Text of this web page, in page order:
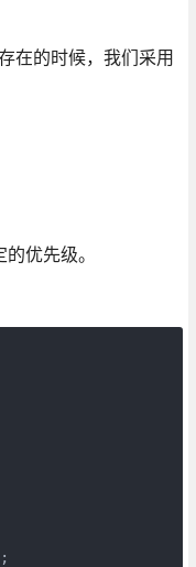
在的时候，我们采用
优先级。